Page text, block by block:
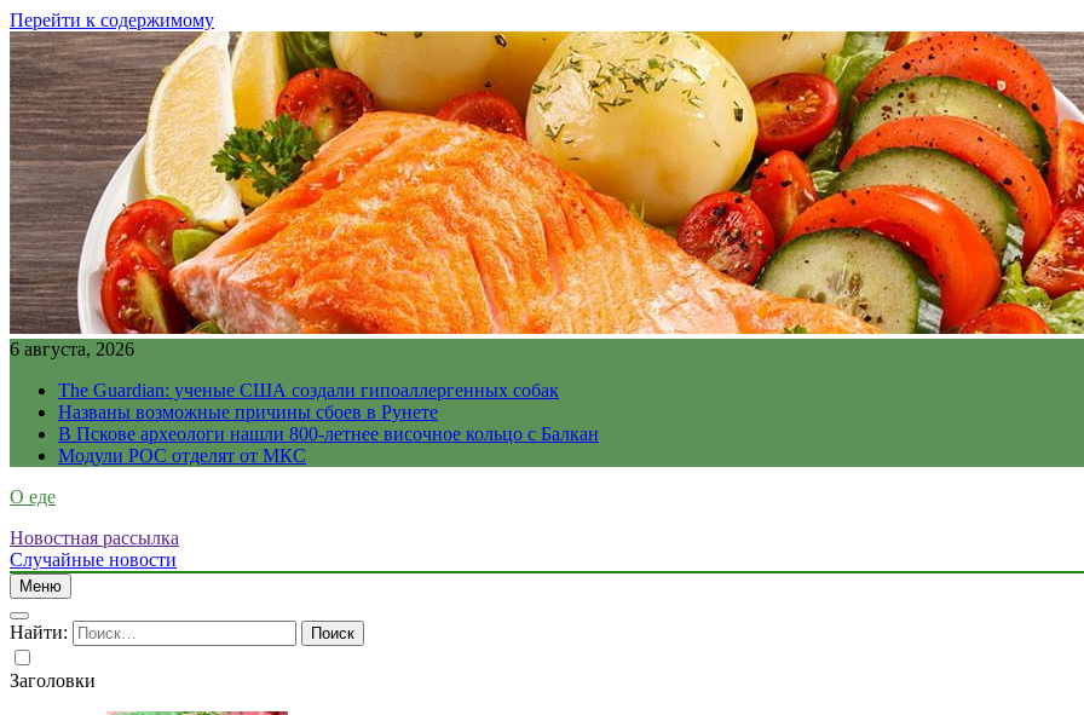
Перейти к содержимому
6 августа, 2026
The Guardian: ученые США создали гипоаллергенных собак
Названы возможные причины сбоев в Рунете
В Пскове археологи нашли 800-летнее височное кольцо с Балкан
Модули РОС отделят от МКС
О еде
Новостная рассылка
Случайные новости
Меню
Найти:
Заголовки